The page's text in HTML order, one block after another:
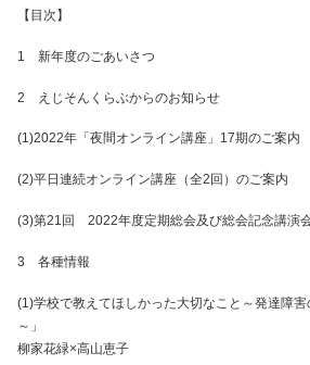
【目次】
1 新年度のごあいさつ
2 えじそんくらぶからのお知らせ
(1)2022年「夜間オンライン講座」17期のご案内
(2)平日連続オンライン講座（全2回）のご案内
(3)第21回 2022年度定期総会及び総会記念講演
3 各種情報
(1)学校で教えてほしかった大切なこと～発達障
～」
柳家花緑×高山恵子